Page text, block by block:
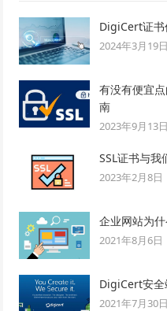
DigiCert证书
2024年3月19日
有没有便宜
南
2023年9月13日
SSL证书与
2023年2月8日
企业网站为
2021年8月6日
DigiCert安全
2021年7月30日